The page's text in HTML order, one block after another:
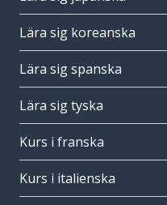
Lära sig koreanska
Lära sig spanska
Lära sig tyska
Kurs i franska
Kurs i italienska